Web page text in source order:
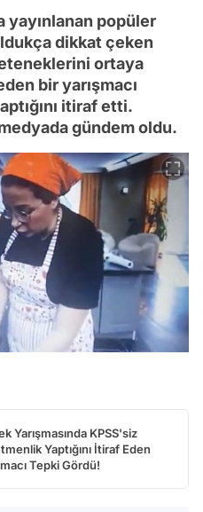
yayınlanan popüler
dikkat çeken
ortaya
bir yarışmacı
itiraf etti.
gündem oldu.
Yarışmasında KPSS'siz
Yaptığını İtiraf Eden
Tepki Gördü!